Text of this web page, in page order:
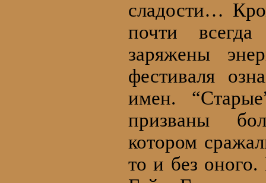
сладости…
почти
заряжены
фестиваля
имен.
призваны
котором
то и без